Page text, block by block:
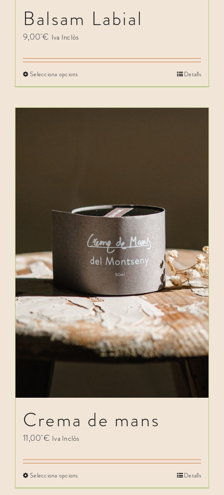
Balsam Labial
9,00€ Iva Inclòs
Selecciona opcions Detalls
Crema de mans
11,00€ Iva Inclòs
Selecciona opcions Detalls